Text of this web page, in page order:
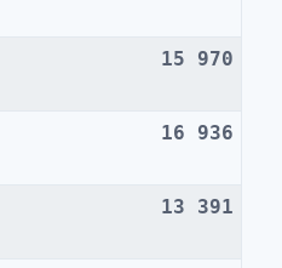
15 970
16 936
13 391